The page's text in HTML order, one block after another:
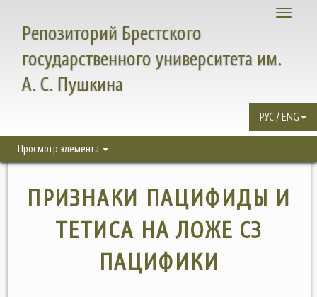
Toggle
Репозиторий Брестского
государственного университета им.
А. С. Пушкина
РУС / ENG
Просмотр элемента
ПРИЗНАКИ ПАЦИФИДЫ И
ТЕТИСА НА ЛОЖЕ СЗ
ПАЦИФИКИ